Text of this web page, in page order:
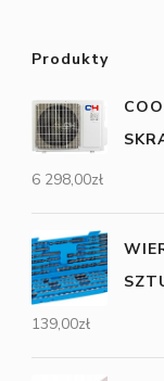
Produkty
6 298,00zł
139,00zł